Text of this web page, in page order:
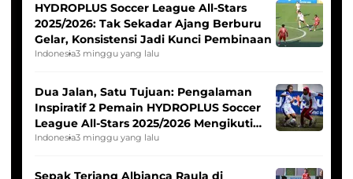
HYDROPLUS Soccer League All-Stars
2025/2026: Tak Sekadar Ajang Berburu
Gelar, Konsistensi Jadi Kunci Pembinaan
Indonesia3 minggu yang lalu
Dua Jalan, Satu Tujuan: Pengalaman
Inspiratif 2 Pemain HYDROPLUS Soccer
League All-Stars 2025/2026 Mengikuti
Seleksi Timnas Indonesia Putri
Indonesia3 minggu yang lalu
Sepak Terjang Albianca Raula di